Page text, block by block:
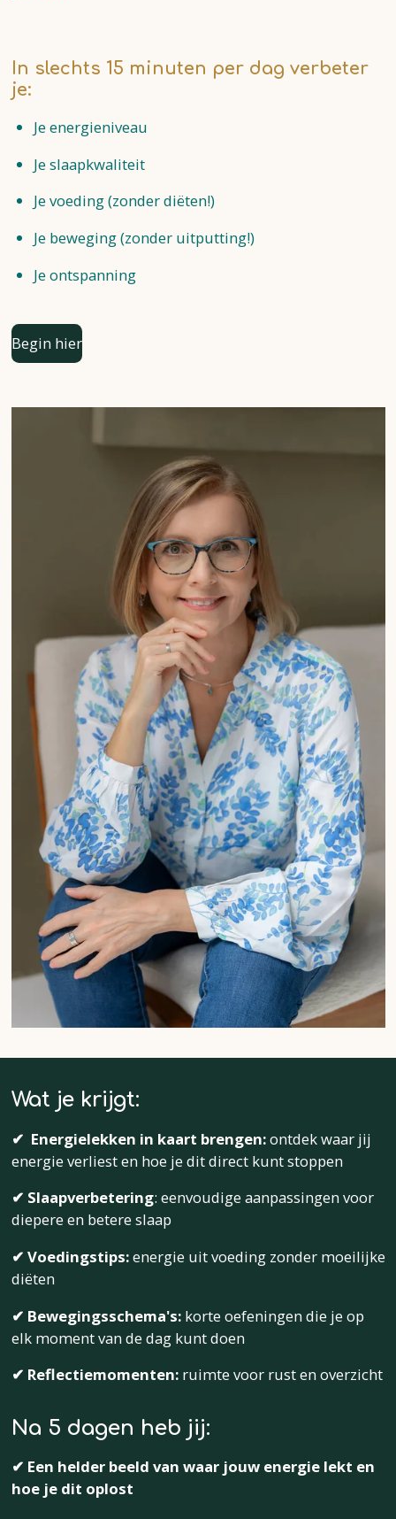
In slechts 15 minuten per dag verbeter
je:
Je energieniveau
Je slaapkwaliteit
Je voeding (zonder diëten!)
Je beweging (zonder uitputting!)
Je ontspanning
Begin hier
Wat je krijgt:
✔ Energielekken in kaart brengen:ontdek waar jij
energie verliest en hoe je dit direct kunt stoppen
✔ Slaapverbetering: eenvoudige aanpassingen voor
diepere en betere slaap
✔ Voedingstips:energie uit voeding zonder moeilijke
diëten
✔ Bewegingsschema's:korte oefeningen die je op
elk moment van de dag kunt doen
✔ Reflectiemomenten:ruimte voor rust en overzicht
Na 5 dagen heb jij:
✔ Een helder beeld van waar jouw energie lekt en
hoe je dit oplost